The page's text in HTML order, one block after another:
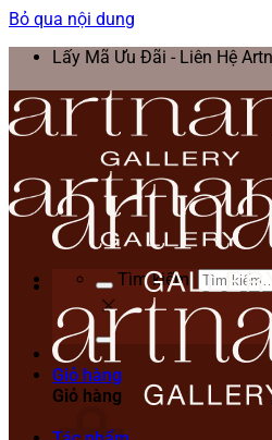
Bỏ qua nội dung
Lấy Mã Ưu Đãi - Liên Hệ
Tìm kiếm:
Giỏ hàng
Giỏ hàng